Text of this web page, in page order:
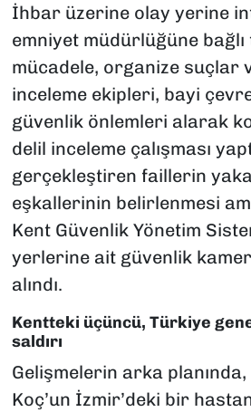
İhbar üzerine olay yerine
emniyet müdürlüğüne
mücadele, organize suçlar
inceleme ekipleri, bayi
güvenlik önlemleri alarak
delil inceleme çalışması
gerçekleştiren faillerin
eşkallerinin belirlenmesi
Kent Güvenlik Yönetim
yerlerine ait güvenlik
alındı.
Kentteki üçüncü, Türkiye
saldırı
Gelişmelerin arka planında,
Koç’un İzmir’deki bir